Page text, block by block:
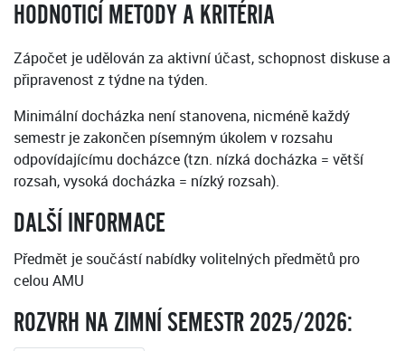
HODNOTICÍ METODY A KRITÉRIA
Zápočet je udělován za aktivní účast, schopnost diskuse a
připravenost z týdne na týden.
Minimální docházka není stanovena, nicméně každý
semestr je zakončen písemným úkolem v rozsahu
odpovídajícímu docházce (tzn. nízká docházka = větší
rozsah, vysoká docházka = nízký rozsah).
DALŠÍ INFORMACE
Předmět je součástí nabídky volitelných předmětů pro
celou AMU
ROZVRH NA ZIMNÍ SEMESTR 2025/2026: